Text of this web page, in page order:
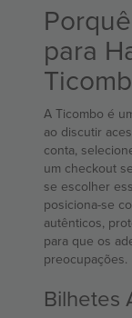
para
A Ticombo é
ao discutir
conta,
um checkout
se escolher
posiciona-se
autênticos,
para que os
preocupações.
Bilhetes